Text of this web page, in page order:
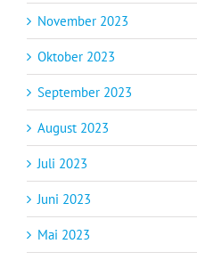
November 2023
Oktober 2023
September 2023
August 2023
Juli 2023
Juni 2023
Mai 2023